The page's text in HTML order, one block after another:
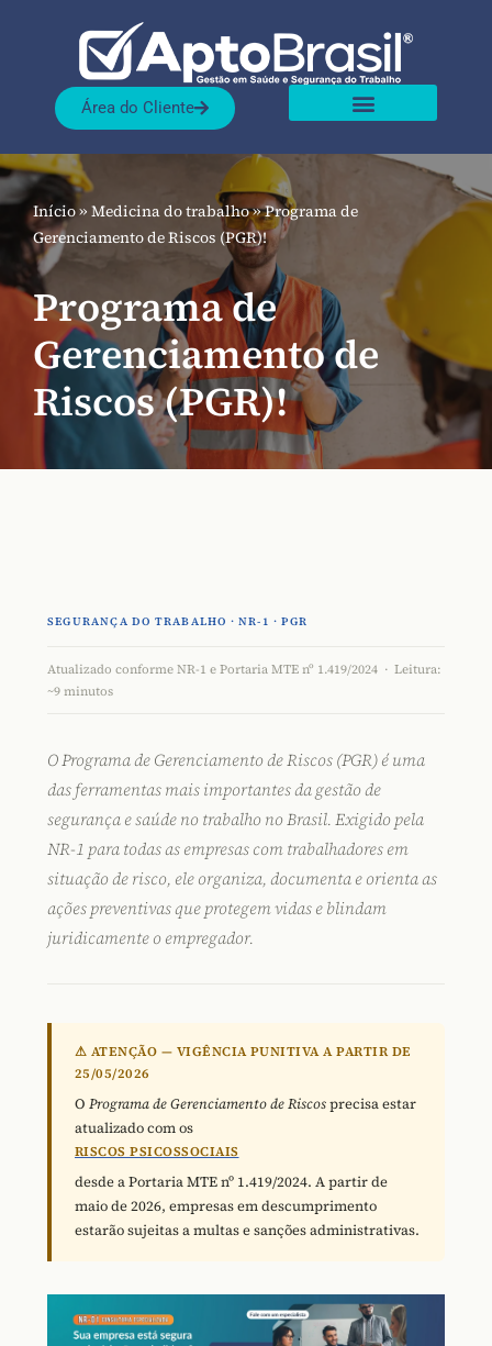
Área do Cliente
Início» Medicina do trabalho»Programa de
Gerenciamento de Riscos (PGR)!
Programa de
Gerenciamento de
Riscos (PGR)!
SEGURANÇA DO TRABALHO · NR-1 · PGR
Atualizado conforme NR-1 e Portaria MTE nº 1.419/2024 · Leitura:
~9 minutos
OPrograma de Gerenciamento de Riscos(PGR) é uma
das ferramentas mais importantes da gestão de
segurança e saúde no trabalho no Brasil. Exigido pela
NR-1 para todas as empresas com trabalhadores em
situação de risco, ele organiza, documenta e orienta as
ações preventivas que protegem vidas e blindam
juridicamente o empregador.
⚠ ATENÇÃO — VIGÊNCIA PUNITIVA A PARTIR DE
25/05/2026
O Programa de Gerenciamento de Riscosprecisa estar
atualizado com os
RISCOS PSICOSSOCIAIS
desde a Portaria MTE nº 1.419/2024. A partir de
maio de 2026, empresas em descumprimento
estarão sujeitas a multas e sanções administrativas.